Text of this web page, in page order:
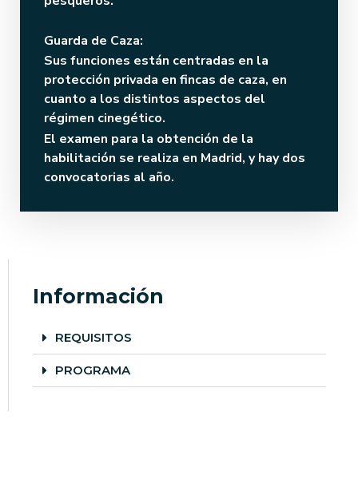
Guarda de Caza:
Sus funciones están centradas en la
protección privada en fincas de caza, en
cuanto a los distintos aspectos del
régimen cinegético.
El examen para la obtención de la
habilitación se realiza en Madrid, y hay dos
convocatorias al año.
Información
REQUISITOS
PROGRAMA